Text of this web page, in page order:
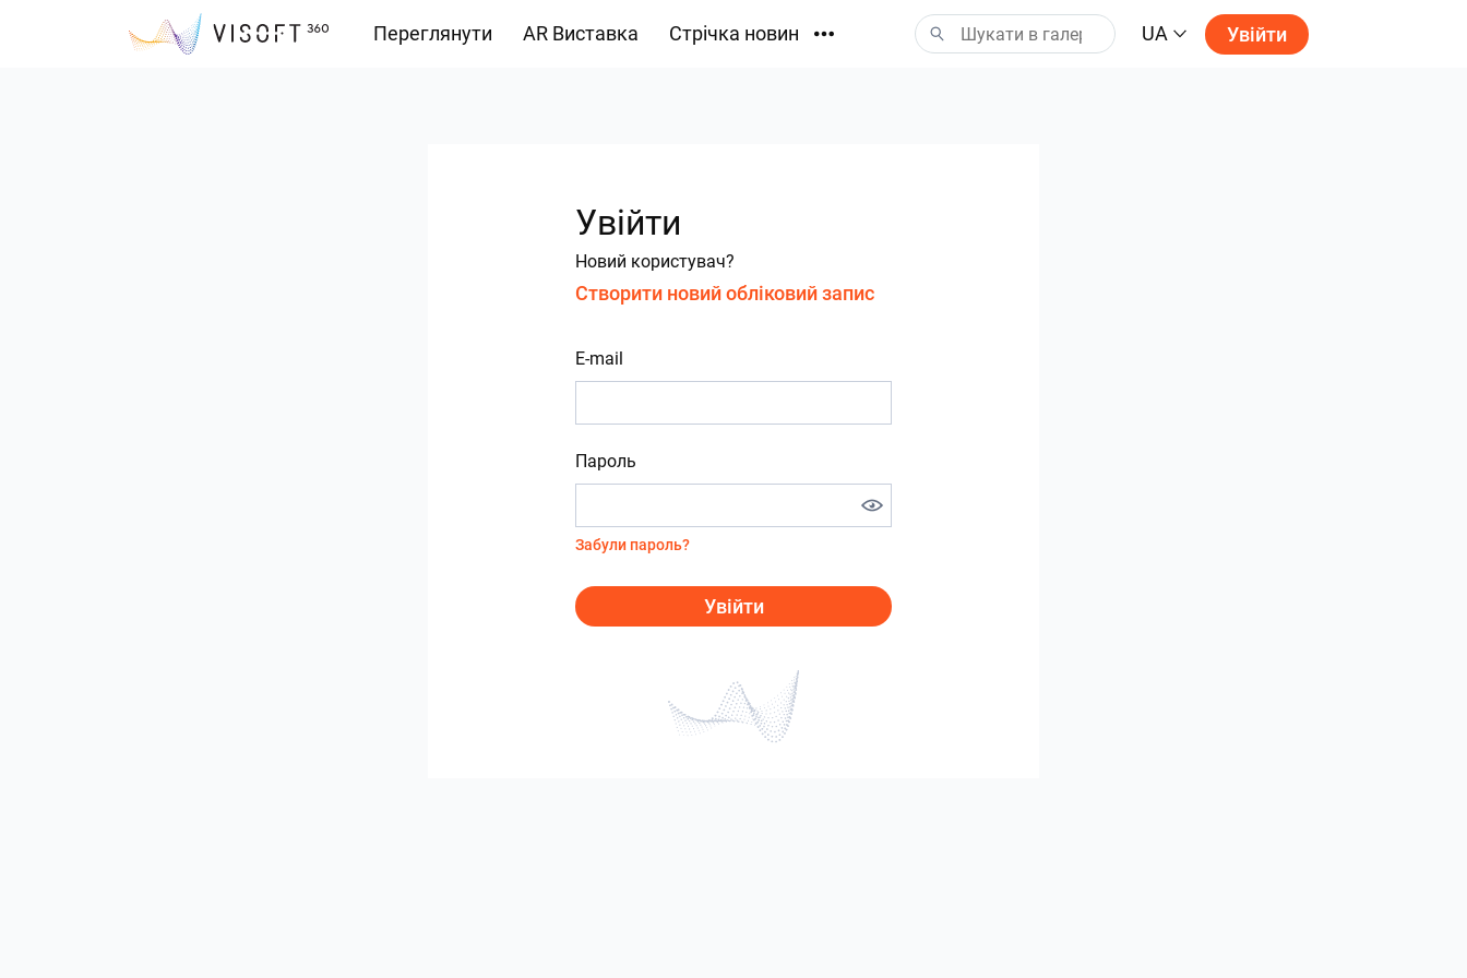
Переглянути AR Виставка Стрічка новин UA Увійти
Увійти
Новий користувач?
Створити новий обліковий запис
E-mail
Пароль
Забули пароль?
Увійти